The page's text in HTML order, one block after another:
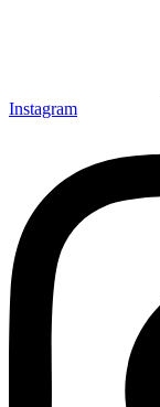
Instagram